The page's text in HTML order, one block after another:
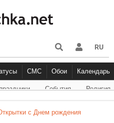
RU
Большие праздники Cобытия
Прикольные Грустные
СМС
С Днём Рождения
Обои
Музыка
Календарь
События Религия
с Днем рождения